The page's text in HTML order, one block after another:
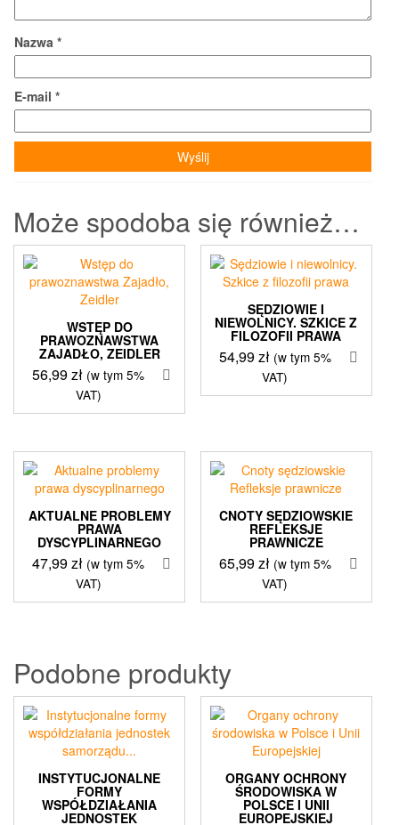
Nazwa *
E-mail *
Może spodoba się również…
WSTĘP DO
PRAWOZNAWSTWA
ZAJADŁO, ZEIDLER
56,99zł (w tym 5%
VAT)
SĘDZIOWIE I
NIEWOLNICY. SZKICE Z
FILOZOFII PRAWA
54,99zł (w tym 5%
VAT)
AKTUALNE PROBLEMY
PRAWA
DYSCYPLINARNEGO
47,99zł (w tym 5%
VAT)
CNOTY SĘDZIOWSKIE
REFLEKSJE
PRAWNICZE
65,99zł (w tym 5%
VAT)
Podobne produkty
INSTYTUCJONALNE
FORMY
WSPÓŁDZIAŁANIA
JEDNOSTEK
ORGANY OCHRONY
ŚRODOWISKA W
POLSCE I UNII
EUROPEJSKIEJ